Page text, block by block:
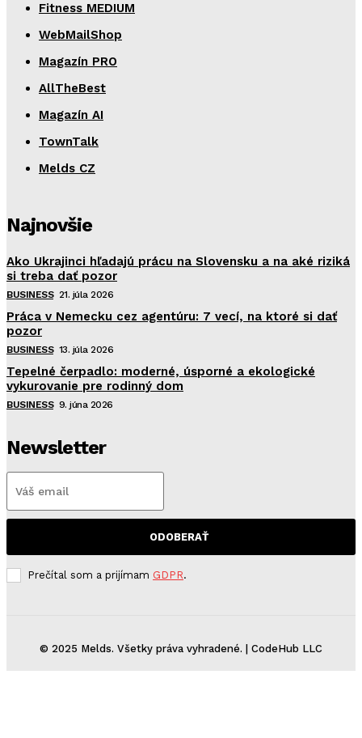
Fitness MEDIUM
WebMailShop
Magazín PRO
AllTheBest
Magazín AI
TownTalk
Melds CZ
Najnovšie
Ako Ukrajinci hľadajú prácu na Slovensku a na aké riziká
si treba dať pozor
BUSINESS 21. júla 2026
Práca v Nemecku cez agentúru: 7 vecí, na ktoré si dať
pozor
BUSINESS 13. júla 2026
Tepelné čerpadlo: moderné, úsporné a ekologické
vykurovanie pre rodinný dom
BUSINESS 9. júna 2026
Newsletter
ODOBERAŤ
Prečítal som a prijímam GDPR.
© 2025 Melds. Všetky práva vyhradené. | CodeHub LLC